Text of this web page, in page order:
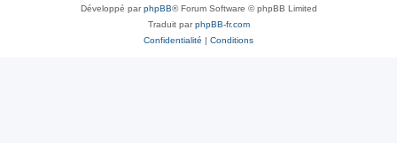
Développé parphpBB® Forum Software © phpBB Limited
Traduit parphpBB-fr.com
Confidentialité | Conditions